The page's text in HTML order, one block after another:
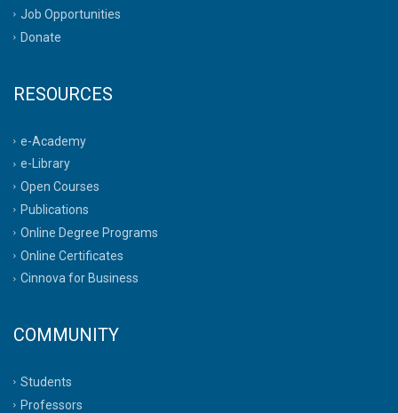
Job Opportunities
Donate
RESOURCES
e-Academy
e-Library
Open Courses
Publications
Online Degree Programs
Online Certificates
Cinnova for Business
COMMUNITY
Students
Professors